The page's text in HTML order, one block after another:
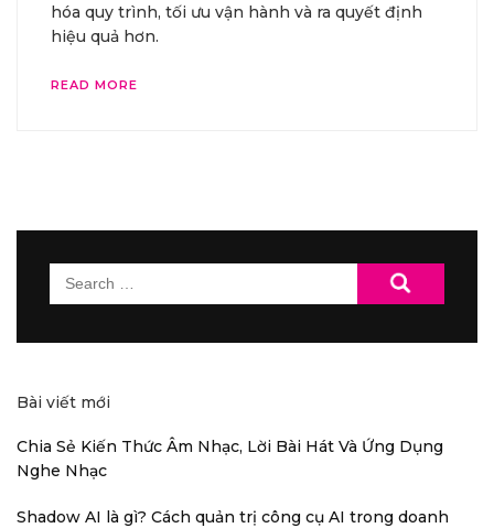
hóa quy trình, tối ưu vận hành và ra quyết định
hiệu quả hơn.
READ MORE
Search
Bài viết mới
Chia Sẻ Kiến Thức Âm Nhạc, Lời Bài Hát Và Ứng Dụng
Nghe Nhạc
Shadow AI là gì? Cách quản trị công cụ AI trong doanh